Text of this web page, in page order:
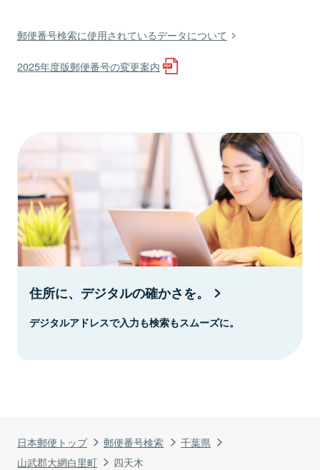
日本郵便トップ 郵便番号検索
千葉県
山武郡大網白里町
四天木
郵便番号検索に使用されているデータについて
2025年度版郵便番号の変更案内
住所に、デジタルの確かさを。
デジタルアドレスで入力も検索もスムーズに。